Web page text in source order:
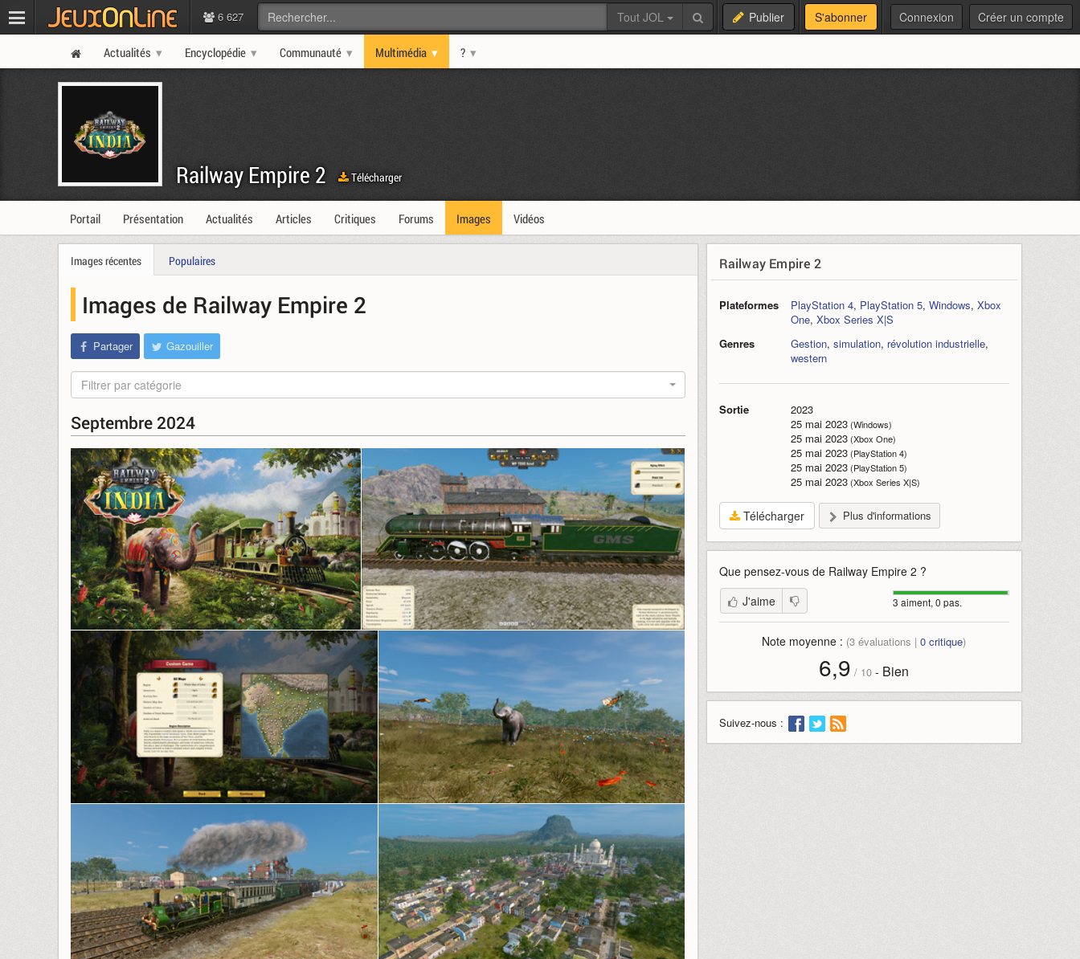
6 627 Tout JOL Publier S'abonner Connexion Créer un compte
Actualités Encyclopédie Communauté Multimédia ?
Railway Empire 2 Télécharger
Portail Présentation Actualités Articles Critiques Forums Images Vidéos
Images récentes Populaires
Images de Railway Empire 2
Partager Gazouiller
Filtrer par catégorie
Septembre 2024
Railway Empire 2
Plateformes PlayStation 4, PlayStation 5, Windows, Xbox
One, Xbox Series X|S
Genres
Gestion, simulation, révolution industrielle,
western
Sortie
2023
25 mai 2023(Windows)
25 mai 2023(Xbox One)
25 mai 2023(PlayStation 4)
25 mai 2023(PlayStation 5)
25 mai 2023(Xbox Series X|S)
Télécharger Plus d'informations
Que pensez-vous de Railway Empire 2 ?
3 aiment, 0 pas.
J'aime
Note moyenne : (3 évaluations |0 critique)
6,9 / 10 - Bien
Suivez-nous :